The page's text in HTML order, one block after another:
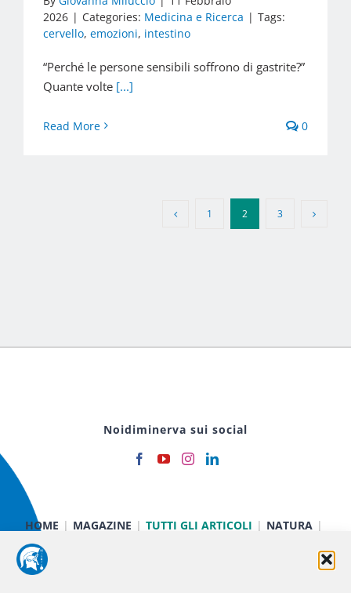
2026 | Categories: Medicina e Ricerca | Tags:
cervello, emozioni, intestino
“Perché le persone sensibili soffrono di gastrite?”
Quante volte[...]
Read More 0
1 2 3
Noidiminerva sui social
HOME MAGAZINE TUTTI GLI ARTICOLI
NATURA
CIBO E SALUTE